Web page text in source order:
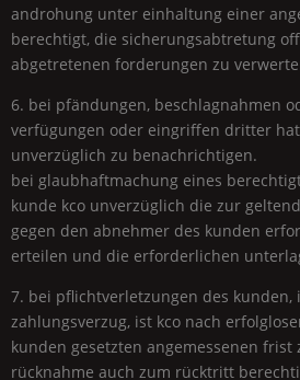
androhung unter einhaltung einer
berechtigt, die sicherungsabtretung
abgetretenen forderungen zu
6. bei pfändungen, beschlagnahmen
verfügungen oder eingriffen dritter
unverzüglich zu benachrichtigen.
bei glaubhaftmachung eines
kunde kco unverzüglich die zur
gegen den abnehmer des kunden
erteilen und die erforderlichen
7. bei pflichtverletzungen des kunden,
zahlungsverzug, ist kco nach
kunden gesetzten angemessenen
rücknahme auch zum rücktritt